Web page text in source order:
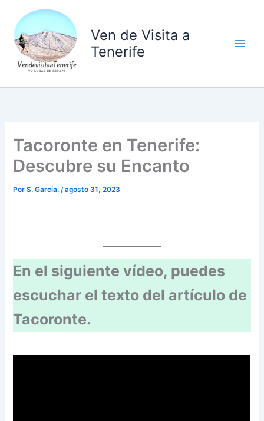
contenido
Ven de Visita a
Tenerife
Tacoronte en Tenerife:
Descubre su Encanto
PorS. García./agosto 31, 2023
En el siguiente vídeo, puedes
escuchar el texto del artículo de
Tacoronte.